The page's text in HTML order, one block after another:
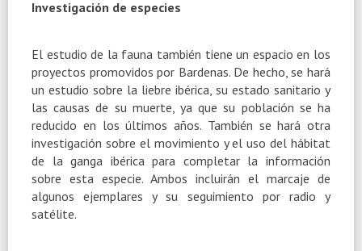
Investigación de especies
El estudio de la fauna también tiene un espacio en los
proyectos promovidos por Bardenas. De hecho, se hará
un estudio sobre la liebre ibérica, su estado sanitario y
las causas de su muerte, ya que su población se ha
reducido en los últimos años. También se hará otra
investigación sobre el movimiento y el uso del hábitat
de la ganga ibérica para completar la información
sobre esta especie. Ambos incluirán el marcaje de
algunos ejemplares y su seguimiento por radio y
satélite.